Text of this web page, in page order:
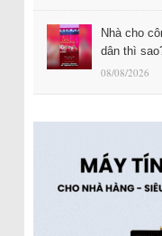
Nhà cho
dân thì
08/08/2026